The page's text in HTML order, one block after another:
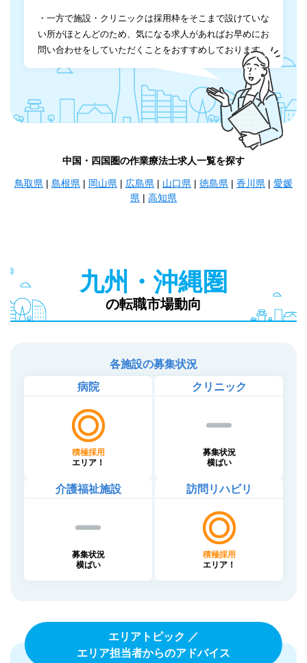
・一方で施設・クリニックは採用枠をそこまで設けていな
い所がほとんどのため、気になる求人があればお早めにお
問い合わせをしていただくことをおすすめしております。
中国・四国圏の作業療法士求人一覧を探す
鳥取県 | 島根県 | 岡山県 | 広島県 | 山口県 | 徳島県 | 香川県 | 愛媛
県 | 高知県
九州・沖縄圏
の転職市場動向
各施設の募集状況
病院
積極採用
エリア！
クリニック
募集状況
横ばい
介護福祉施設
募集状況
横ばい
訪問リハビリ
積極採用
エリア！
エリアトピック ／
エリア担当者からのアドバイス